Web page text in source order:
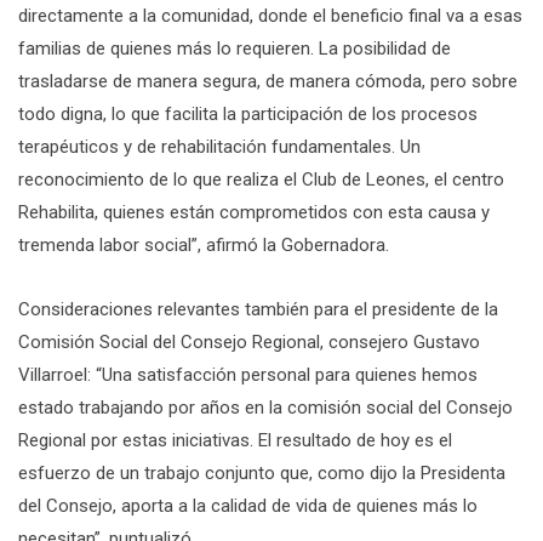
directamente a la comunidad, donde el beneficio final va a esas
familias de quienes más lo requieren. La posibilidad de
trasladarse de manera segura, de manera cómoda, pero sobre
todo digna, lo que facilita la participación de los procesos
terapéuticos y de rehabilitación fundamentales. Un
reconocimiento de lo que realiza el Club de Leones, el centro
Rehabilita, quienes están comprometidos con esta causa y
tremenda labor social”, afirmó la Gobernadora.
Consideraciones relevantes también para el presidente de la
Comisión Social del Consejo Regional, consejero Gustavo
Villarroel: “Una satisfacción personal para quienes hemos
estado trabajando por años en la comisión social del Consejo
Regional por estas iniciativas. El resultado de hoy es el
esfuerzo de un trabajo conjunto que, como dijo la Presidenta
del Consejo, aporta a la calidad de vida de quienes más lo